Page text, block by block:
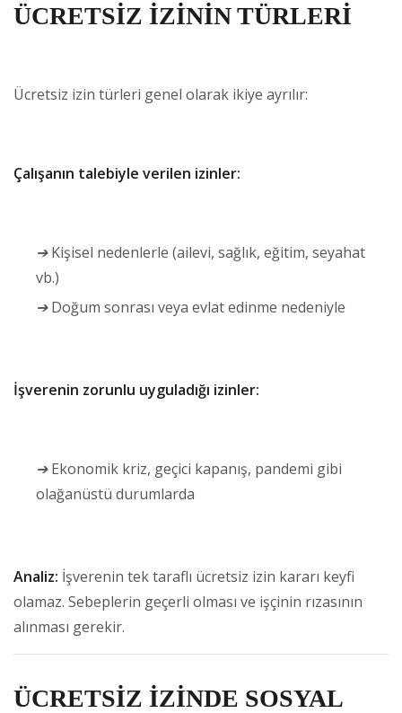
ÜCRETSİZ İZİNİN TÜRLERİ
Ücretsiz izin türleri genel olarak ikiye ayrılır:
Çalışanın talebiyle verilen izinler:
➔Kişisel nedenlerle (ailevi, sağlık, eğitim, seyahat
vb.)
➔Doğum sonrası veya evlat edinme nedeniyle
İşverenin zorunlu uyguladığı izinler:
➔Ekonomik kriz, geçici kapanış, pandemi gibi
olağanüstü durumlarda
Analiz: İşverenin tek taraflı ücretsiz izin kararı keyfi
olamaz. Sebeplerin geçerli olması ve işçinin rızasının
alınması gerekir.
ÜCRETSİZ İZİNDE SOSYAL